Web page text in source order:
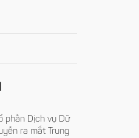
phần Dịch vụ Dữ
ra mắt Trung